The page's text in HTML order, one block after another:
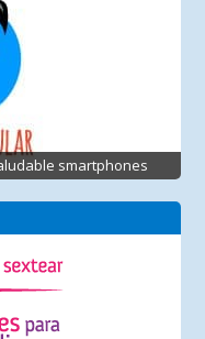
smartphones